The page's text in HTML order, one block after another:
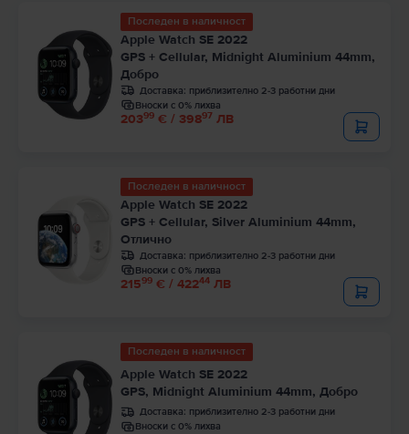
Последен в наличност
Apple Watch SE 2022
GPS + Cellular, Midnight Aluminium 44mm,
Добро
Доставка: приблизително 2-3 работни дни
Вноски с 0% лихва
20399 € / 39897 ЛВ
Последен в наличност
Apple Watch SE 2022
GPS + Cellular, Silver Aluminium 44mm,
Отлично
Доставка: приблизително 2-3 работни дни
Вноски с 0% лихва
21599 € / 42244 ЛВ
Последен в наличност
Apple Watch SE 2022
GPS, Midnight Aluminium 44mm, Добро
Доставка: приблизително 2-3 работни дни
Вноски с 0% лихва